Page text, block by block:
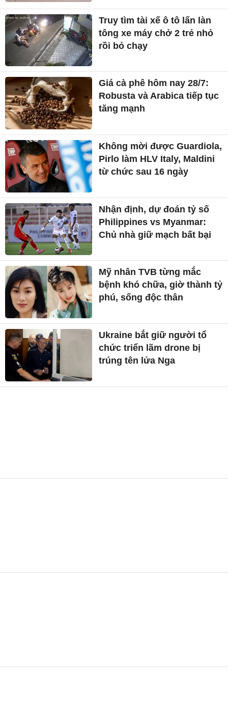
Truy tìm tài xế ô tô lấn làn
tông xe máy chở 2 trẻ nhỏ
rồi bỏ chạy
Giá cà phê hôm nay 28/7:
Robusta và Arabica tiếp tục
tăng mạnh
Không mời được Guardiola,
Pirlo làm HLV Italy, Maldini
từ chức sau 16 ngày
Nhận định, dự đoán tỷ số
Philippines vs Myanmar:
Chủ nhà giữ mạch bất bại
Mỹ nhân TVB từng mắc
bệnh khó chữa, giờ thành tỷ
phú, sống độc thân
Ukraine bắt giữ người tổ
chức triển lãm drone bị
trúng tên lửa Nga